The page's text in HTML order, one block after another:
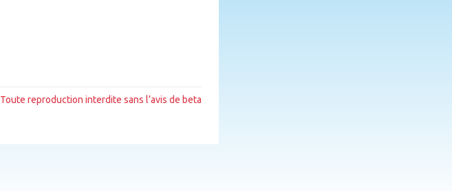
Toute reproduction interdite sans l’avis de beta